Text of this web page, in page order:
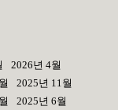
2026년 4월
2025년 11월
2025년 6월